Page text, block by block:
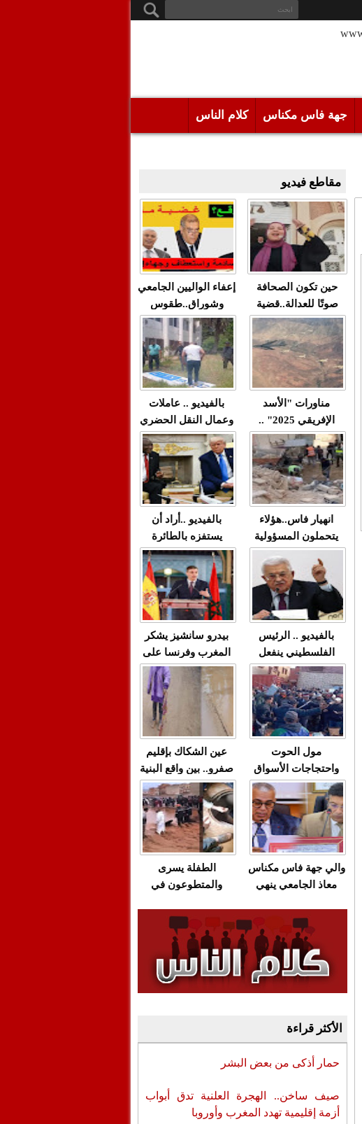
جهة فاس مكناس كلام الناس
مقاطع فيديو
حين تكون الصحافة
صوتًا للعدالة..قضية
"مولات 88 غرزة"
مثالا(فيديو)
متابعة حميد طولست
في زمن تزداد فيه
حالات العنف ضد
النساء ويغيب فيه أحيانًا
صدى العدالة في
ردهات الم...
إعفاء الواليين الجامعي
وشوراق..طقوس
صادمة وملتمس
"الوجهاء"؟/ صمت
وزارة الداخلية؟/أين
الوزير التوفيق؟(فيديو)
بالفيديو .. عاملات
وعمال النقل الحضري
بفاس يعبرون عن
ارتياحهم بعد إنهاء عقد
شركة "سيتي باص"
مناورات "الأسد
الإفريقي 2025" ..
شاهد القاذفة النووية
في تدريب مع ثماني
مقاتلات من نوع F-16
تابعة للقوات الجوية
الملكية المغربية
بالفيديو ..أراد أن
يستفزه بالطائرة
القطرية لكن ترامب
فضحه أمام العالم
بالحجة والدليل
انهيار فاس..هؤلاء
يتحملون المسؤولية
ومآسي العمارات
العشوائية مفتوحة
بيدرو سانشيز يشكر
المغرب وفرنسا على
استعادة الكهرباء عقب
انقطاعه في شبه
الجزيرة الإيبيرية
بالفيديو .. الرئيس
الفلسطيني ينفعل
ويهاجم حماس بألفاظ
قاسية على الهواء
عين الشكاك بإقليم
صفرو.. بين واقع البنية
التحتية المهترئة
والحملات الانتخابية
المبكرة(فيديو)
مول الحوت
واحتجاجات الأسواق
الأسبوعية/الاحتقان
الصامت والتراشق
بـ"الصناديق"/أخنوش
يرد بالصمت المريب
الطفلة يسرى
والمتطوعون في
وقنوات صرف صحي
تقتل والمحاسبة يجب
أن تطال المسؤولين
والي جهة فاس مكناس
معاذ الجامعي ينهي
والعمال مع شركة
سيتي باص + وثيقة
وفيديو
الأكثر قراءة
حمار أذكى من بعض البشر
صيف ساخن.. الهجرة العلنية تدق أبواب
أزمة إقليمية تهدد المغرب وأوروبا